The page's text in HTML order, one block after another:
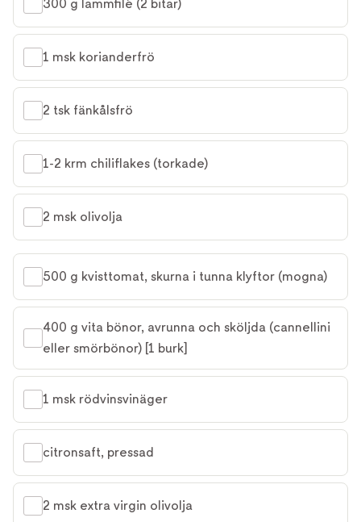
300 g lammfilé (2 bitar)
1 msk korianderfrö
2 tsk fänkålsfrö
1-2 krm chiliflakes (torkade)
2 msk olivolja
500 g kvisttomat, skurna i tunna klyftor (mogna)
400 g vita bönor, avrunna och sköljda (cannellini
eller smörbönor) [1 burk]
1 msk rödvinsvinäger
citronsaft, pressad
2 msk extra virgin olivolja